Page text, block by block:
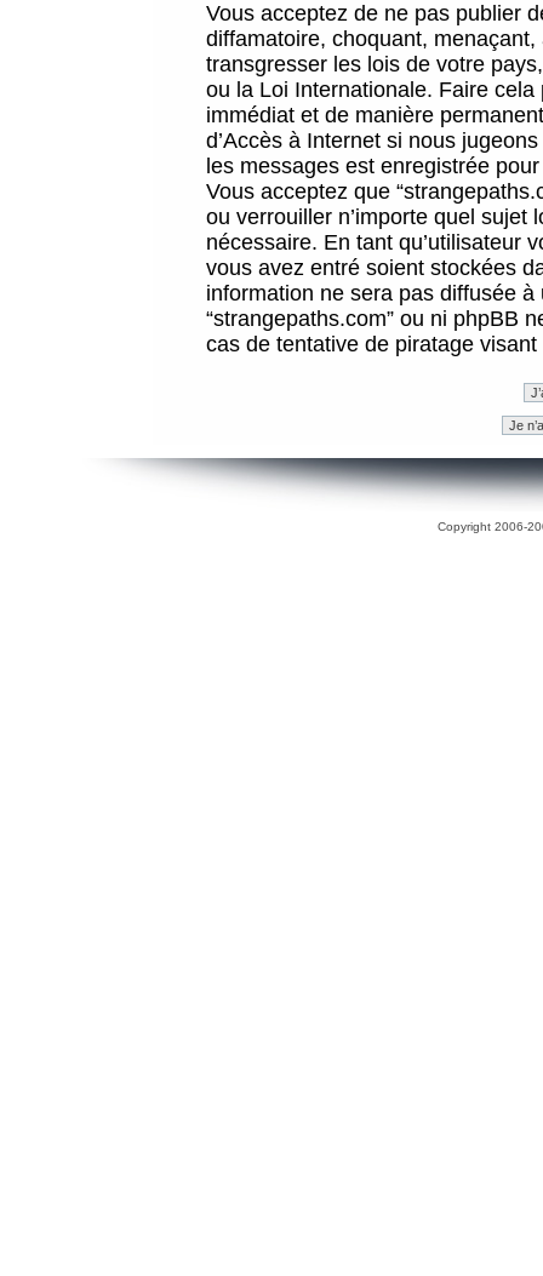
Vous acceptez de ne pas publier
diffamatoire, choquant,
transgresser les lois de votre
ou la Loi Internationale. Faire
immédiat et de manière
d’Accès à Internet si nous
les messages est enregistrée
Vous acceptez que
ou verrouiller n’importe quel sujet
nécessaire. En tant qu’utilisateur
vous avez entré soient stockées
information ne sera pas diffusée
“strangepaths.com” ou ni phpBB
cas de tentative de piratage
Copyright 2006-